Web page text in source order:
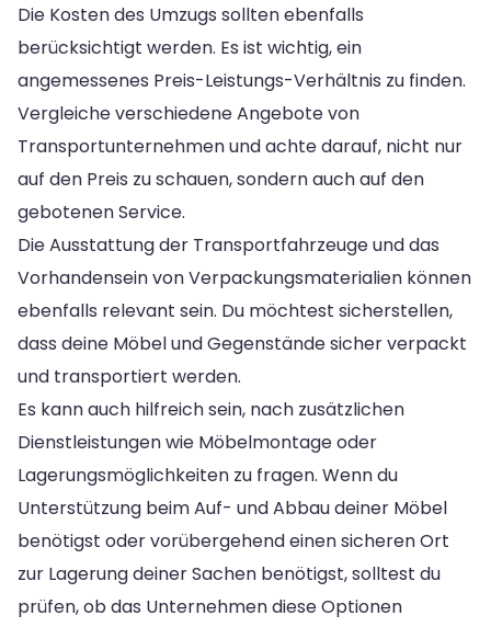
Die Kosten des Umzugs sollten ebenfalls
berücksichtigt werden. Es ist wichtig, ein
angemessenes Preis-Leistungs-Verhältnis zu finden.
Vergleiche verschiedene Angebote von
Transportunternehmen und achte darauf, nicht nur
auf den Preis zu schauen, sondern auch auf den
gebotenen Service.
Die Ausstattung der Transportfahrzeuge und das
Vorhandensein von Verpackungsmaterialien können
ebenfalls relevant sein. Du möchtest sicherstellen,
dass deine Möbel und Gegenstände sicher verpackt
und transportiert werden.
Es kann auch hilfreich sein, nach zusätzlichen
Dienstleistungen wie Möbelmontage oder
Lagerungsmöglichkeiten zu fragen. Wenn du
Unterstützung beim Auf- und Abbau deiner Möbel
benötigst oder vorübergehend einen sicheren Ort
zur Lagerung deiner Sachen benötigst, solltest du
prüfen, ob das Unternehmen diese Optionen